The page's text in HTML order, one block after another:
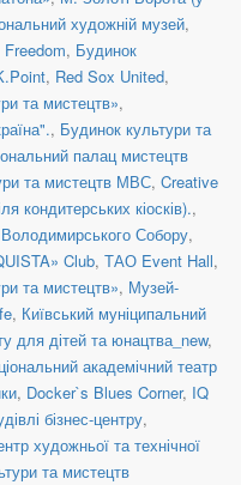
художній музей,
, Будинок
, Red Sox United,
та мистецтв»,
, Будинок культури та
палац мистецтв
та мистецтв МВС, Creative
кондитерських кіосків).,
Собору,
Club, ТАО Event Hall,
та мистецтв», Музей-
, Київський муніципальний
для дітей та юнацтва_new,
академічний театр
, Docker`s Blues Corner, IQ
бізнес-центру,
художньої та технічної
та мистецтв